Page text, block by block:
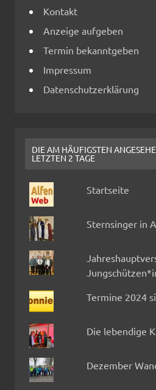
Kontakt
Anzeige aufgeben
Termin bekanntgeben
Impressum
Datenschutzerklärung
DIE AM HÄUFIGSTEN
LETZTEN 2 TAGE
Startseite
Sternsinger in
Termine 2024
Die lebendige
Dezember